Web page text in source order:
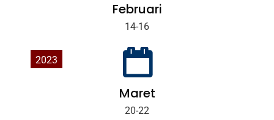
Februari
14-16
Maret
20-22
2023